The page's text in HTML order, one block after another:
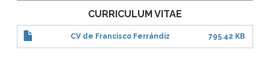
CURRICULUM VITAE
CV de Francisco Ferrándiz 795.42 KB